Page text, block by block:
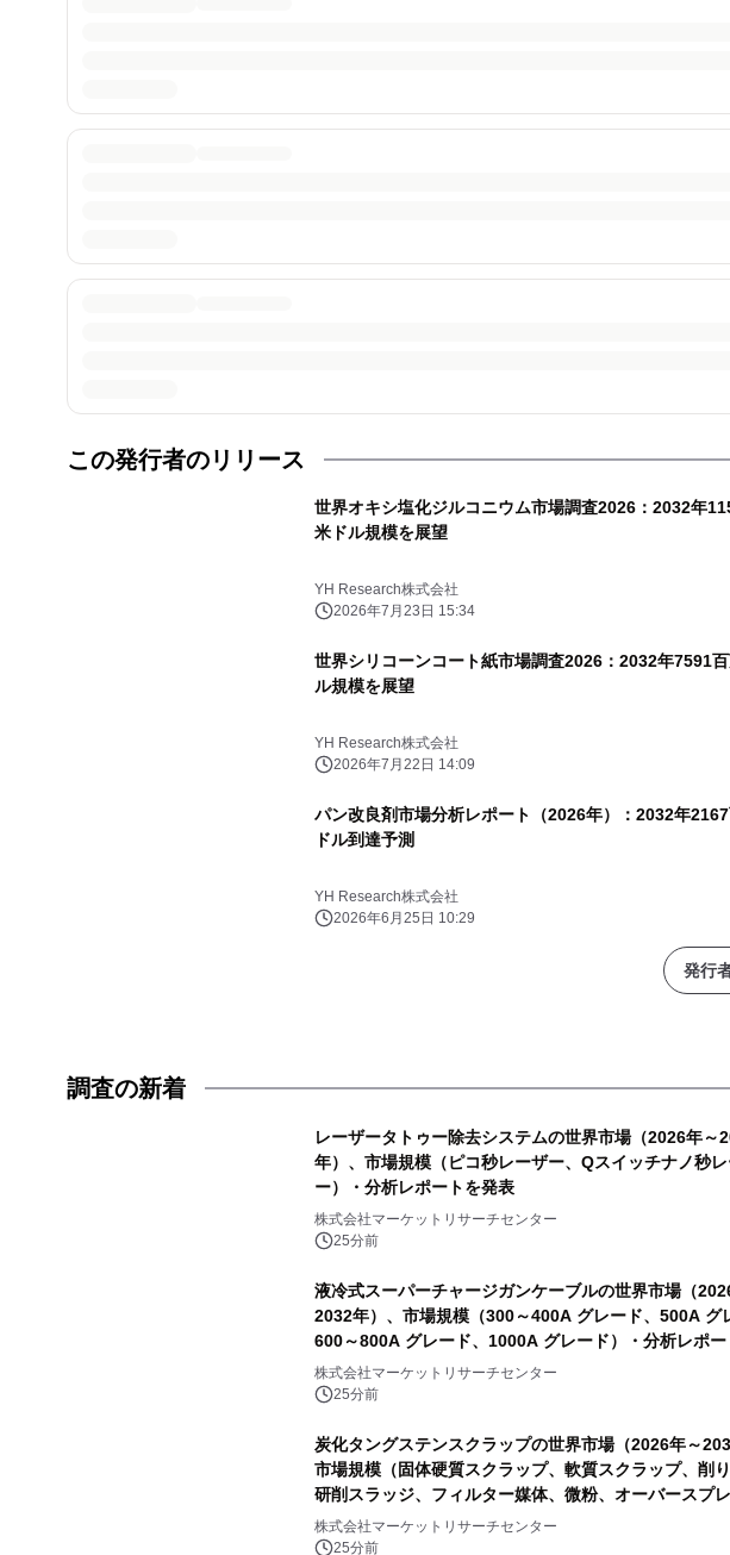
この発行者のリリース
世界オキシ塩化ジルコニウム市場調査2026：2032年
米ドル規模を展望
YH Research株式会社
2026年7月23日 15:34
世界シリコーンコート紙市場調査2026：2032年7591
ル規模を展望
YH Research株式会社
2026年7月22日 14:09
パン改良剤市場分析レポート（2026年）：2032年
ドル到達予測
YH Research株式会社
2026年6月25日 10:29
発行
調査の新着
レーザータトゥー除去システムの世界市場（2026年～
年）、市場規模（ピコ秒レーザー、Qスイッチナノ秒
ー）・分析レポートを発表
株式会社マーケットリサーチセンター
25分前
液冷式スーパーチャージガンケーブルの世界市場（
2032年）、市場規模（300～400A グレード、500A グ
600～800A グレード、1000A グレード）・分析レポー
表
株式会社マーケットリサーチセンター
25分前
炭化タングステンスクラップの世界市場（2026年～
市場規模（固体硬質スクラップ、軟質スクラップ、削り
研削スラッジ、フィルター媒体、微粉、オーバースプ
合汚染スクラップ）・分析レポートを発表
株式会社マーケットリサーチセンター
25分前